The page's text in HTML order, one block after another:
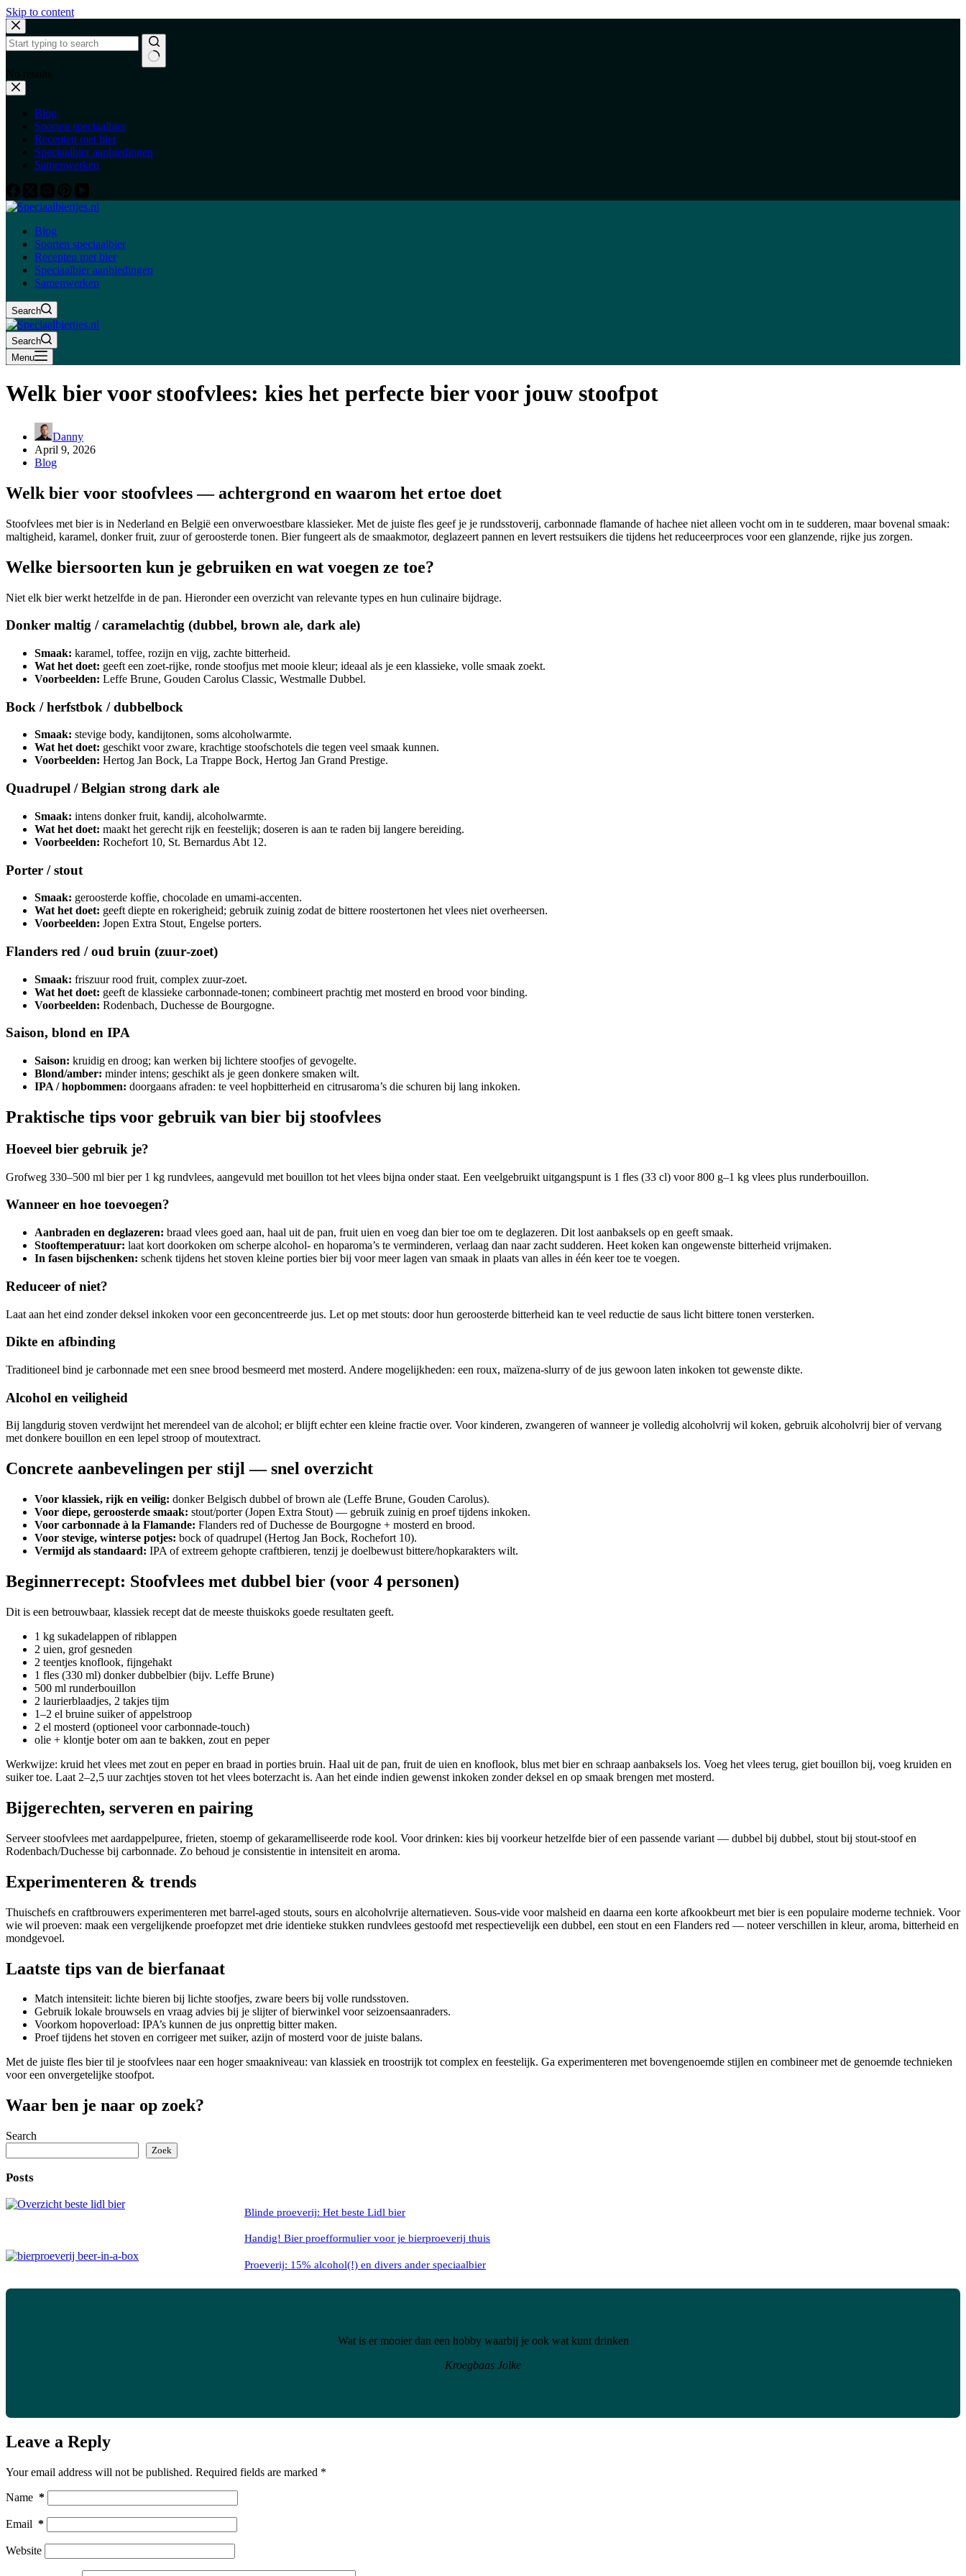
Skip to content
Blog
Soorten speciaalbier
Recepten met bier
Speciaalbier aanbiedingen
Samenwerken
Blog
Soorten speciaalbier
Recepten met bier
Speciaalbier aanbiedingen
Samenwerken
Search
Search
Menu
Welk bier voor stoofvlees: kies het perfecte bier voor jouw stoofpot
Danny
April 9, 2026
Blog
Welk bier voor stoofvlees — achtergrond en waarom het ertoe doet
Stoofvlees met bier is in Nederland en België een onverwoestbare klassieker. Met de juiste fles geef je je rundsstoverij, carbonnade flamande of hachee niet alleen vocht om in te sudderen, maar bovenal smaak:
maltigheid, karamel, donker fruit, zuur of geroosterde tonen. Bier fungeert als de smaakmotor, deglazeert pannen en levert restsuikers die tijdens het reduceerproces voor een glanzende, rijke jus zorgen.
Welke biersoorten kun je gebruiken en wat voegen ze toe?
Niet elk bier werkt hetzelfde in de pan. Hieronder een overzicht van relevante types en hun culinaire bijdrage.
Donker maltig / caramelachtig (dubbel, brown ale, dark ale)
Smaak: karamel, toffee, rozijn en vijg, zachte bitterheid.
Wat het doet: geeft een zoet‑rijke, ronde stoofjus met mooie kleur; ideaal als je een klassieke, volle smaak zoekt.
Voorbeelden: Leffe Brune, Gouden Carolus Classic, Westmalle Dubbel.
Bock / herfstbok / dubbelbock
Smaak: stevige body, kandijtonen, soms alcoholwarmte.
Wat het doet: geschikt voor zware, krachtige stoofschotels die tegen veel smaak kunnen.
Voorbeelden: Hertog Jan Bock, La Trappe Bock, Hertog Jan Grand Prestige.
Quadrupel / Belgian strong dark ale
Smaak: intens donker fruit, kandij, alcoholwarmte.
Wat het doet: maakt het gerecht rijk en feestelijk; doseren is aan te raden bij langere bereiding.
Voorbeelden: Rochefort 10, St. Bernardus Abt 12.
Porter / stout
Smaak: geroosterde koffie, chocolade en umami‑accenten.
Wat het doet: geeft diepte en rokerigheid; gebruik zuinig zodat de bittere roostertonen het vlees niet overheersen.
Voorbeelden: Jopen Extra Stout, Engelse porters.
Flanders red / oud bruin (zuur‑zoet)
Smaak: friszuur rood fruit, complex zuur‑zoet.
Wat het doet: geeft de klassieke carbonnade‑tonen; combineert prachtig met mosterd en brood voor binding.
Voorbeelden: Rodenbach, Duchesse de Bourgogne.
Saison, blond en IPA
Saison: kruidig en droog; kan werken bij lichtere stoofjes of gevogelte.
Blond/amber: minder intens; geschikt als je geen donkere smaken wilt.
IPA / hopbommen: doorgaans afraden: te veel hopbitterheid en citrusaroma’s die schuren bij lang inkoken.
Praktische tips voor gebruik van bier bij stoofvlees
Hoeveel bier gebruik je?
Grofweg 330–500 ml bier per 1 kg rundvlees, aangevuld met bouillon tot het vlees bijna onder staat. Een veelgebruikt uitgangspunt is 1 fles (33 cl) voor 800 g–1 kg vlees plus runderbouillon.
Wanneer en hoe toevoegen?
Aanbraden en deglazeren: braad vlees goed aan, haal uit de pan, fruit uien en voeg dan bier toe om te deglazeren. Dit lost aanbaksels op en geeft smaak.
Stooftemperatuur: laat kort doorkoken om scherpe alcohol‑ en hoparoma’s te verminderen, verlaag dan naar zacht sudderen. Heet koken kan ongewenste bitterheid vrijmaken.
In fasen bijschenken: schenk tijdens het stoven kleine porties bier bij voor meer lagen van smaak in plaats van alles in één keer toe te voegen.
Reduceer of niet?
Laat aan het eind zonder deksel inkoken voor een geconcentreerde jus. Let op met stouts: door hun geroosterde bitterheid kan te veel reductie de saus licht bittere tonen versterken.
Dikte en afbinding
Traditioneel bind je carbonnade met een snee brood besmeerd met mosterd. Andere mogelijkheden: een roux, maïzena‑slurry of de jus gewoon laten inkoken tot gewenste dikte.
Alcohol en veiligheid
Bij langdurig stoven verdwijnt het merendeel van de alcohol; er blijft echter een kleine fractie over. Voor kinderen, zwangeren of wanneer je volledig alcoholvrij wil koken, gebruik alcoholvrij bier of vervang
met donkere bouillon en een lepel stroop of moutextract.
Concrete aanbevelingen per stijl — snel overzicht
Voor klassiek, rijk en veilig: donker Belgisch dubbel of brown ale (Leffe Brune, Gouden Carolus).
Voor diepe, geroosterde smaak: stout/porter (Jopen Extra Stout) — gebruik zuinig en proef tijdens inkoken.
Voor carbonnade à la Flamande: Flanders red of Duchesse de Bourgogne + mosterd en brood.
Voor stevige, winterse potjes: bock of quadrupel (Hertog Jan Bock, Rochefort 10).
Vermijd als standaard: IPA of extreem gehopte craftbieren, tenzij je doelbewust bittere/hopkarakters wilt.
Beginnerrecept: Stoofvlees met dubbel bier (voor 4 personen)
Dit is een betrouwbaar, klassiek recept dat de meeste thuiskoks goede resultaten geeft.
1 kg sukadelappen of riblappen
2 uien, grof gesneden
2 teentjes knoflook, fijngehakt
1 fles (330 ml) donker dubbelbier (bijv. Leffe Brune)
500 ml runderbouillon
2 laurierblaadjes, 2 takjes tijm
1–2 el bruine suiker of appelstroop
2 el mosterd (optioneel voor carbonnade‑touch)
olie + klontje boter om aan te bakken, zout en peper
Werkwijze: kruid het vlees met zout en peper en braad in porties bruin. Haal uit de pan, fruit de uien en knoflook, blus met bier en schraap aanbaksels los. Voeg het vlees terug, giet bouillon bij, voeg kruiden en
suiker toe. Laat 2–2,5 uur zachtjes stoven tot het vlees boterzacht is. Aan het einde indien gewenst inkoken zonder deksel en op smaak brengen met mosterd.
Bijgerechten, serveren en pairing
Serveer stoofvlees met aardappelpuree, frieten, stoemp of gekaramelliseerde rode kool. Voor drinken: kies bij voorkeur hetzelfde bier of een passende variant — dubbel bij dubbel, stout bij stout‑stoof en
Rodenbach/Duchesse bij carbonnade. Zo behoud je consistentie in intensiteit en aroma.
Experimenteren & trends
Thuischefs en craftbrouwers experimenteren met barrel‑aged stouts, sours en alcoholvrije alternatieven. Sous‑vide voor malsheid en daarna een korte afkookbeurt met bier is een populaire moderne techniek. Voor
wie wil proeven: maak een vergelijkende proefopzet met drie identieke stukken rundvlees gestoofd met respectievelijk een dubbel, een stout en een Flanders red — noteer verschillen in kleur, aroma, bitterheid en
mondgevoel.
Laatste tips van de bierfanaat
Match intensiteit: lichte bieren bij lichte stoofjes, zware beers bij volle rundsstoven.
Gebruik lokale brouwsels en vraag advies bij je slijter of bierwinkel voor seizoensaanraders.
Voorkom hopoverload: IPA’s kunnen de jus onprettig bitter maken.
Proef tijdens het stoven en corrigeer met suiker, azijn of mosterd voor de juiste balans.
Met de juiste fles bier til je stoofvlees naar een hoger smaakniveau: van klassiek en troostrijk tot complex en feestelijk. Ga experimenteren met bovengenoemde stijlen en combineer met de genoemde technieken
voor een onvergetelijke stoofpot.
Waar ben je naar op zoek?
Search
Zoek
Posts
Blinde proeverij: Het beste Lidl bier
Handig! Bier proefformulier voor je bierproeverij thuis
Proeverij: 15% alcohol(!) en divers ander speciaalbier
Wat is er mooier dan een hobby waarbij je ook wat kunt drinken
Kroegbaas Jolke
Leave a Reply
Your email address will not be published. Required fields are marked *
Name *
Email *
Website